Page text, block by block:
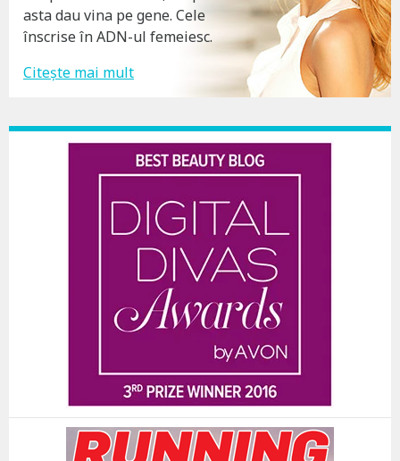
asta dau vina pe gene. Cele
înscrise în ADN-ul femeiesc.
Citește mai mult